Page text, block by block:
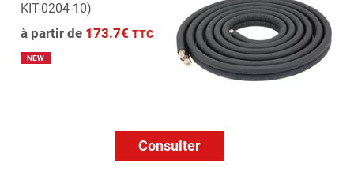
KIT-0204-10)
à partir de 173.7€ TTC
NEW
Consulter